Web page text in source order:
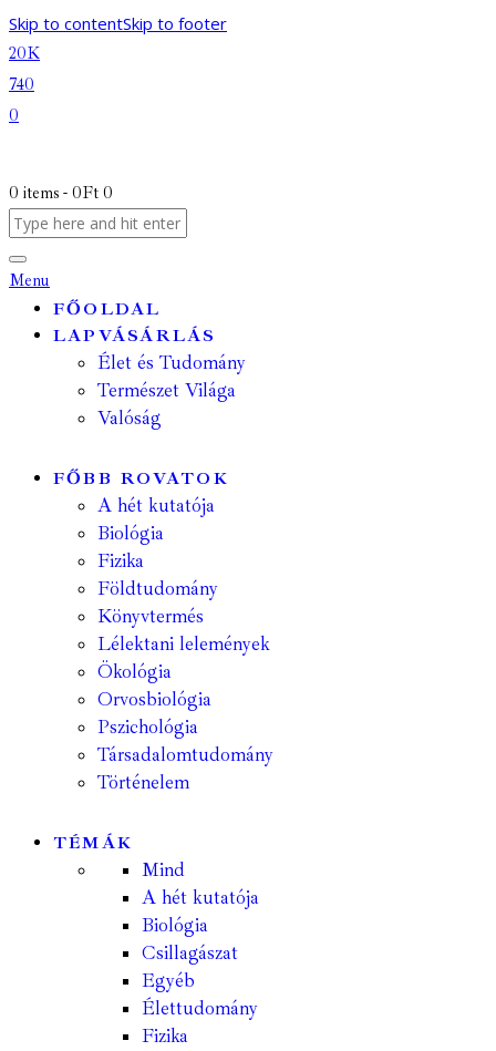
Skip to contentSkip to footer
20K
740
0
0 items - 0Ft 0
Menu
FŐOLDAL
LAPVÁSÁRLÁS
Élet és Tudomány
Természet Világa
Valóság
FŐBB ROVATOK
A hét kutatója
Biológia
Fizika
Földtudomány
Könyvtermés
Lélektani lelemények
Ökológia
Orvosbiológia
Pszichológia
Társadalomtudomány
Történelem
TÉMÁK
Mind
A hét kutatója
Biológia
Csillagászat
Egyéb
Élettudomány
Fizika